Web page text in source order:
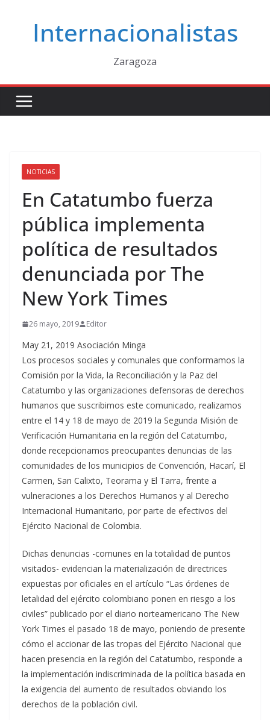
contenidoInternacionalistas
Zaragoza
NOTICIAS
En Catatumbo fuerza
pública implementa
política de resultados
denunciada por The
New York Times
26 mayo, 2019 Editor
May 21, 2019 Asociación Minga
Los procesos sociales y comunales que conformamos la
Comisión por la Vida, la Reconciliación y la Paz del
Catatumbo y las organizaciones defensoras de derechos
humanos que suscribimos este comunicado, realizamos
entre el 14 y 18 de mayo de 2019 la Segunda Misión de
Verificación Humanitaria en la región del Catatumbo,
donde recepcionamos preocupantes denuncias de las
comunidades de los municipios de Convención, Hacarí, El
Carmen, San Calixto, Teorama y El Tarra, frente a
vulneraciones a los Derechos Humanos y al Derecho
Internacional Humanitario, por parte de efectivos del
Ejército Nacional de Colombia.
Dichas denuncias -comunes en la totalidad de puntos
visitados- evidencian la materialización de directrices
expuestas por oficiales en el artículo “Las órdenes de
letalidad del ejército colombiano ponen en riesgo a los
civiles” publicado por el diario norteamericano The New
York Times el pasado 18 de mayo, poniendo de presente
cómo el accionar de las tropas del Ejército Nacional que
hacen presencia en la región del Catatumbo, responde a
la implementación indiscriminada de la política basada en
la exigencia del aumento de resultados obviando los
derechos de la población civil.